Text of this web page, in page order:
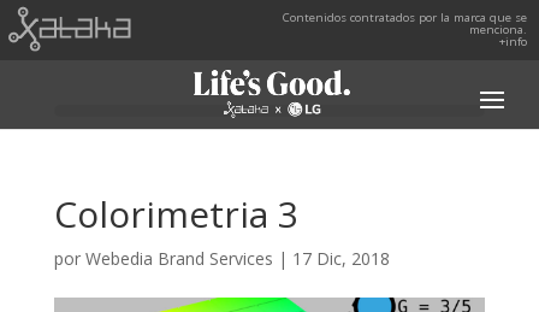
Contenidos contratados por la marca que se
menciona.
+info
Colorimetria 3
por Webedia Brand Services | 17 Dic, 2018